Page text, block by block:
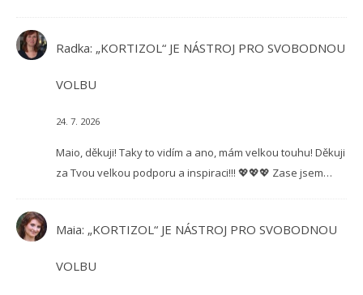
Radka: „KORTIZOL“ JE NÁSTROJ PRO SVOBODNOU
VOLBU
24. 7. 2026
Maio, děkuji! Taky to vidím a ano, mám velkou touhu! Děkuji
za Tvou velkou podporu a inspiraci!!! 💖💖💖 Zase jsem…
Maia: „KORTIZOL“ JE NÁSTROJ PRO SVOBODNOU
VOLBU